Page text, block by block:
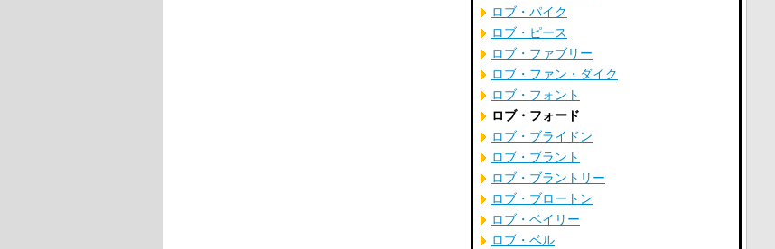
ロブ・パイク
ロブ・ピース
ロブ・ファブリー
ロブ・ファン・ダイク
ロブ・フォント
ロブ・フォード
ロブ・ブライドン
ロブ・ブラント
ロブ・ブラントリー
ロブ・ブロートン
ロブ・ベイリー
ロブ・ベル